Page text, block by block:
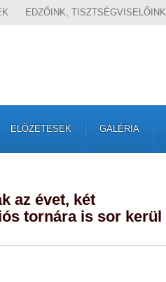
EDZŐINK, TISZTSÉGVISELŐINK
ELŐZETESEK GALÉRIA
az évet, két
tornára is sor kerül